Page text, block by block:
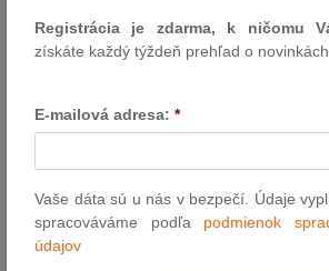
predmetom oficiálneho schvaľovania v
parlamente.
konkurencieschopnosť v Belgicku
ministrov pre konkurencieschopnosť v
známe svojou bohatou baníckou
prerodu na moderné mesto
Registrácia je zdarma, k ničomu
získáte každý týždeň prehľad o
E-mailová adresa: *
Vaše dáta sú u nás v bezpečí. Údaje
spracováváme podľa podmienok
údajov